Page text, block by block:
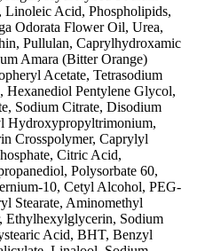
Linoleic Acid, Phospholipids,
Odorata Flower Oil, Urea,
Pullulan, Caprylhydroxamic
Amara (Bitter Orange)
Acetate, Tetrasodium
Hexanediol Pentylene Glycol,
Sodium Citrate, Disodium
Hydroxypropyltrimonium,
Crosspolymer, Caprylyl
Citric Acid,
Polysorbate 60,
10, Cetyl Alcohol, PEG-
Stearate, Aminomethyl
Ethylhexylglycerin, Sodium
Acid, BHT, Benzyl